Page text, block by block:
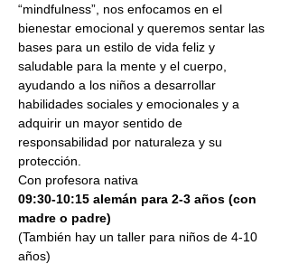
“mindfulness”, nos enfocamos en el
bienestar emocional y queremos sentar las
bases para un estilo de vida feliz y
saludable para la mente y el cuerpo,
ayudando a los niños a desarrollar
habilidades sociales y emocionales y a
adquirir un mayor sentido de
responsabilidad por naturaleza y su
protección.
Con profesora nativa
09:30-10:15 alemán para 2-3 años (con
madre o padre)
(También hay un taller para niños de 4-10
años)